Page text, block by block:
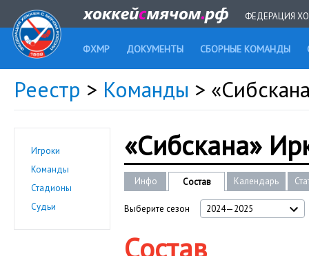
ФЕДЕРАЦИЯ
ФХМР ДОКУМЕНТЫ СБОРНЫЕ КОМАНДЫ
Реестр > Команды >
Игроки
Команды
Стадионы
Судьи
«Сибскана»
Инфо Состав Календарь
Выберите сезон 2024—2025
Состав